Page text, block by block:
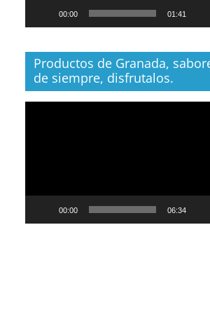
00:00 01:41
Productos de Granada,
de siempre, disfrutalos.
00:00 06:34